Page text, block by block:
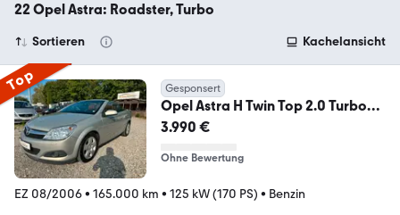
22 Opel Astra: Roadster, Turbo
Sortieren Kachelansicht
Top Gesponsert
Opel Astra H Twin Top 2.0 Turbo
Cosmo
3.990 €
Ohne Bewertung
EZ 08/2006• 165.000 km • 125 kW (170 PS) • Benzin